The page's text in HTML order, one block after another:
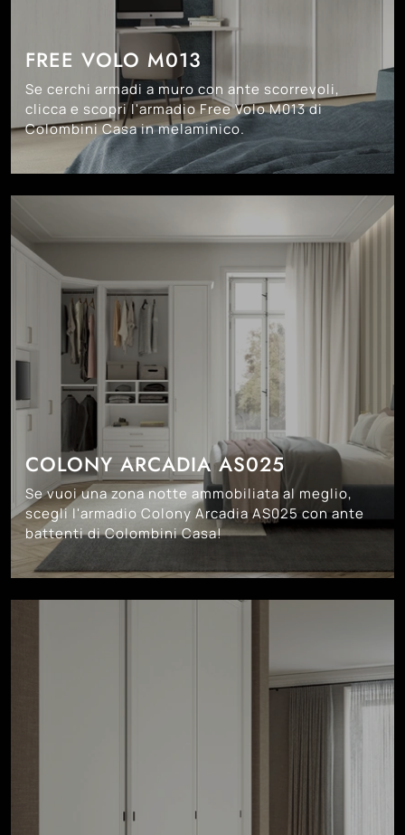
FREE VOLO M013
Se cerchi armadi a muro con ante scorrevoli,
clicca e scopri l'armadio Free Volo M013 di
Colombini Casa in melaminico.
COLONY ARCADIA AS025
Se vuoi una zona notte ammobiliata al meglio,
scegli l'armadio Colony Arcadia AS025 con ante
battenti di Colombini Casa!